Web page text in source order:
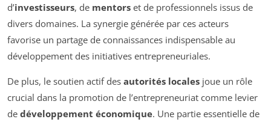
d’investisseurs, de mentors et de professionnels issus de
divers domaines. La synergie générée par ces acteurs
favorise un partage de connaissances indispensable au
développement des initiatives entrepreneuriales.
De plus, le soutien actif des autorités locales joue un rôle
crucial dans la promotion de l’entrepreneuriat comme levier
de développement économique. Une partie essentielle de